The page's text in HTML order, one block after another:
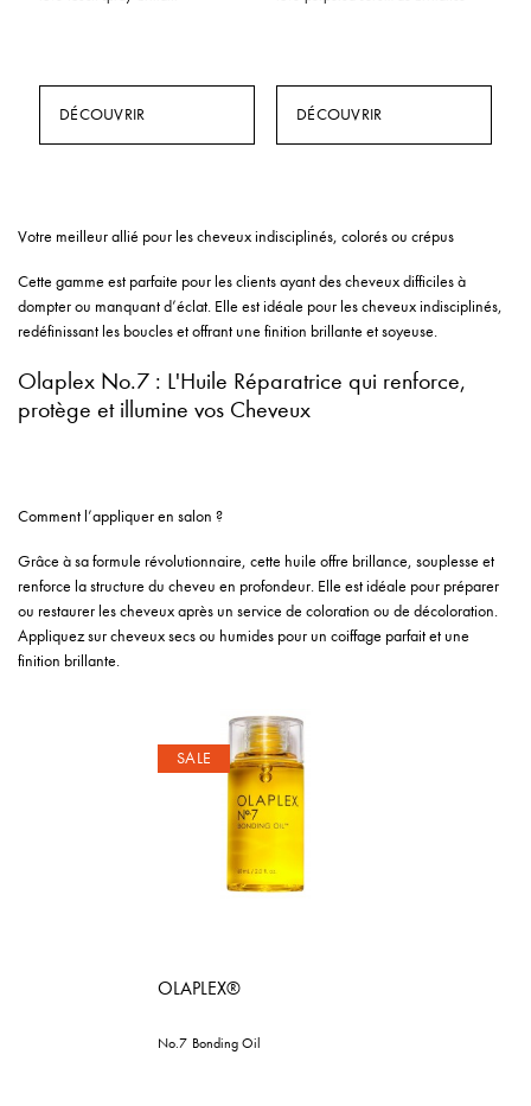
DÉCOUVRIR DÉCOUVRIR
Votre meilleur allié pour les cheveux indisciplinés, colorés ou crépus
Cette gamme est parfaite pour les clients ayant des cheveux difficiles à
dompter ou manquant d’éclat. Elle est idéale pour les cheveux indisciplinés,
redéfinissant les boucles et offrant une finition brillante et soyeuse.
Olaplex No.7 : L'Huile Réparatrice qui renforce,
protège et illumine vos Cheveux
Comment l’appliquer en salon ?
Grâce à sa formule révolutionnaire, cette huile offre brillance, souplesse et
renforce la structure du cheveu en profondeur. Elle est idéale pour préparer
ou restaurer les cheveux après un service de coloration ou de décoloration.
Appliquez sur cheveux secs ou humides pour un coiffage parfait et une
finition brillante.
SALE
OLAPLEX®
No.7 Bonding Oil